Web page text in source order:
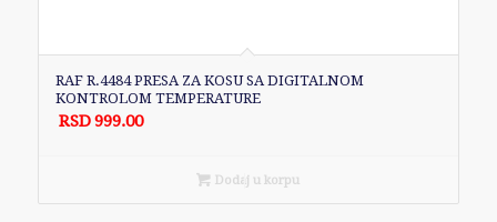
RAF R.4484 PRESA ZA KOSU SA DIGITALNOM
KONTROLOM TEMPERATURE
RSD999.00
Dodaj u korpu